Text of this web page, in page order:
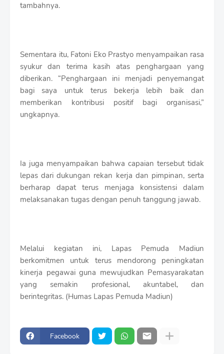
tambahnya.
Sementara itu, Fatoni Eko Prastyo menyampaikan rasa
syukur dan terima kasih atas penghargaan yang
diberikan. “Penghargaan ini menjadi penyemangat
bagi saya untuk terus bekerja lebih baik dan
memberikan kontribusi positif bagi organisasi,”
ungkapnya.
Ia juga menyampaikan bahwa capaian tersebut tidak
lepas dari dukungan rekan kerja dan pimpinan, serta
berharap dapat terus menjaga konsistensi dalam
melaksanakan tugas dengan penuh tanggung jawab.
Melalui kegiatan ini, Lapas Pemuda Madiun
berkomitmen untuk terus mendorong peningkatan
kinerja pegawai guna mewujudkan Pemasyarakatan
yang semakin profesional, akuntabel, dan
berintegritas. (Humas Lapas Pemuda Madiun)
Facebook